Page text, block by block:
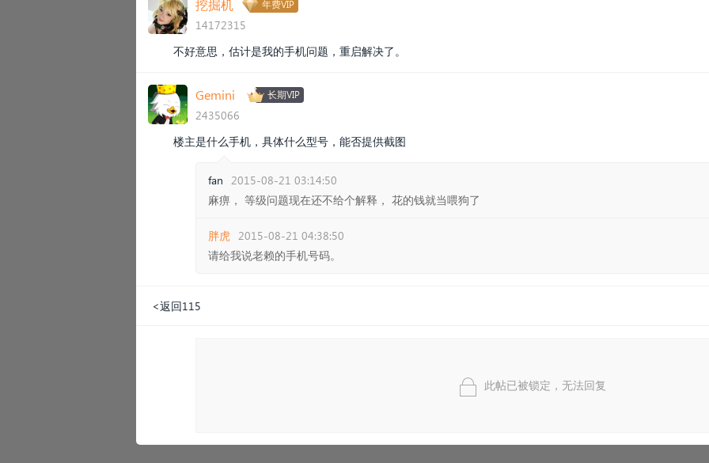
挖掘机 年费VIP
14172315
不好意思，估计是我的手机问题，重启解决了。
Gemini 长期VIP
2435066
楼主是什么手机，具体什么型号，能否提供截图
fan 2015-08-21 03:14:50
麻痹， 等级问题现在还不给个解释， 花的钱就当喂狗了
胖虎 2015-08-21 04:38:50
请给我说老赖的手机号码。
<返回115
此帖已被锁定，无法回复